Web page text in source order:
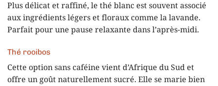
Plus délicat et raffiné, le thé blanc est souvent associé
aux ingrédients légers et floraux comme la lavande.
Parfait pour une pause relaxante dans l’après-midi.
Thé rooibos
Cette option sans caféine vient d’Afrique du Sud et
offre un goût naturellement sucré. Elle se marie bien